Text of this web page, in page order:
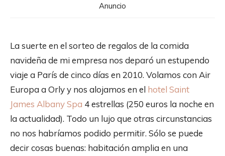
Anuncio
La suerte en el sorteo de regalos de la comida
navideña de mi empresa nos deparó un estupendo
viaje a París de cinco días en 2010. Volamos con Air
Europa a Orly y nos alojamos en el hotel Saint
James Albany Spa 4 estrellas (250 euros la noche en
la actualidad). Todo un lujo que otras circunstancias
no nos habríamos podido permitir. Sólo se puede
decir cosas buenas: habitación amplia en una